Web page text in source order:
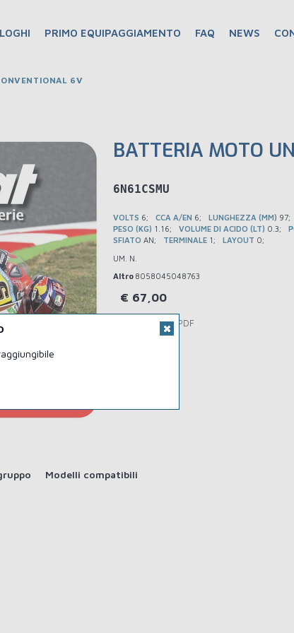
PRIMO EQUIPAGGIAMENTO FAQ NEWS
6V
BATTERIA MOTO
BM6N61CSMU
VOLTS 6 CCA A/EN 6 LUNGHEZZA (MM) 97
PESO (KG) 1.16 VOLUME DI ACIDO (LT) 0.3
SFIATO AN TERMINALE 1 LAYOUT 0
UM. N.
Download PDF
Altro 8058045048763
€ 67,00
Modelli compatibili